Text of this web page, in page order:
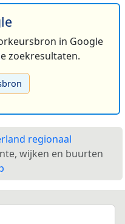
in Google
zoekresultaten.
regionaal
wijken en buurten